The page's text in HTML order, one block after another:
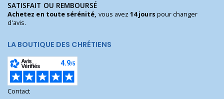
SATISFAIT OU REMBOURSÉ
Achetez en toute sérénité, vous avez14 jours pour changer
d'avis.
LA BOUTIQUE DES CHRÉTIENS
Contact